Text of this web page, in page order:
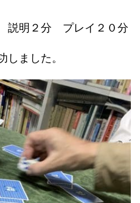
説明２分 プレイ２０分
しました。